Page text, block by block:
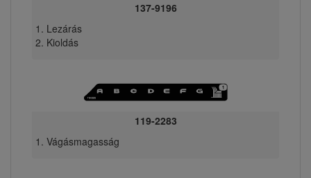
137-9196
Lezárás
Kioldás
119-2283
Vágásmagasság